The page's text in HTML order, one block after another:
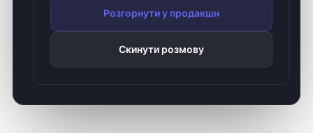
Розгорнути у продакшн
Скинути розмову